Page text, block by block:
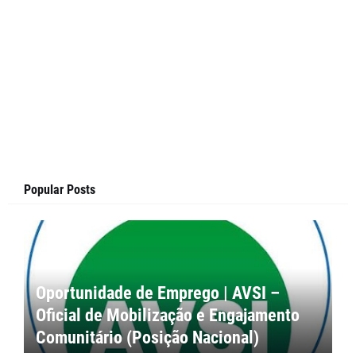
Popular Posts
Oportunidade de Emprego | AVSI –
Oficial de Mobilização e Engajamento
Comunitário (Posição Nacional)